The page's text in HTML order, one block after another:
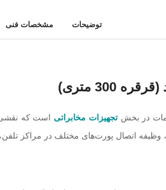
توضیحات مشخصات فنی
تجهیزات مخابراتی است که نقشی